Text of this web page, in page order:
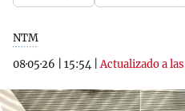
NTM
08·05·26
15:54 |Actualizado a